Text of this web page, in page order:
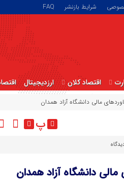
شرایط بازنشر FAQ
اقتصاد کلان ارزدیجیتال
مالی دانشگاه آزاد همدان
پ
دانشگاه آزاد همدان